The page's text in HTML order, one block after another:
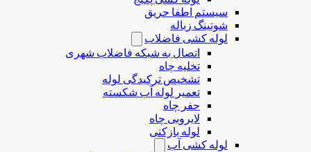
سیستم اطفا حریق
شوتینگ زباله
لوله كشی فاضلاب
اتصال به شبکه فاضلاب شهری
تخلیه چاه
تشخیص ترکیدگی لوله
تعمیر لوله آب شکسته
حفر چاه
لایروبی چاه
لوله بازکنی
لوله کشی آب